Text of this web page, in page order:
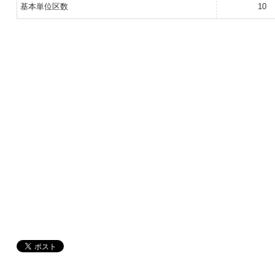
基本単位区数 10